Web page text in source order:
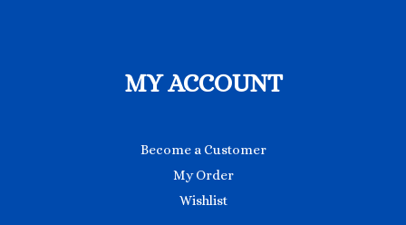
MY ACCOUNT
Become a Customer
My Order
Wishlist